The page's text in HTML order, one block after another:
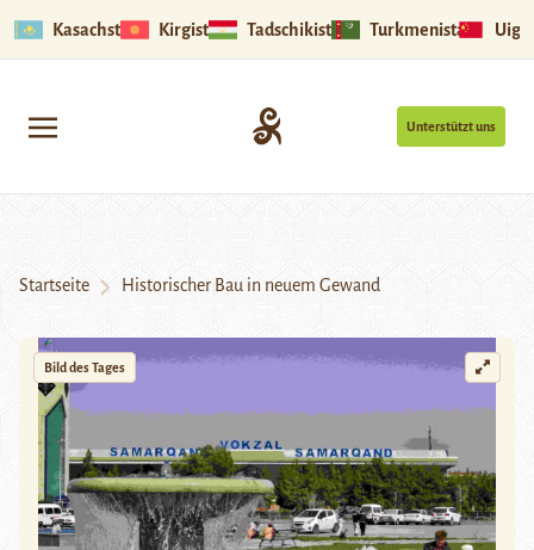
Kasachstan Kirgistan Tadschikistan Turkmenistan
Unterstützt uns
Startseite Historischer Bau in neuem Gewand
Bild des Tages